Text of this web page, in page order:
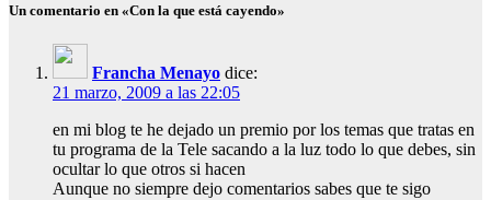
Un comentario en «Con la que está cayendo»
Francha Menayo dice:
21 marzo, 2009 a las 22:05
en mi blog te he dejado un premio por los temas que tratas en
tu programa de la Tele sacando a la luz todo lo que debes, sin
ocultar lo que otros si hacen
Aunque no siempre dejo comentarios sabes que te sigo